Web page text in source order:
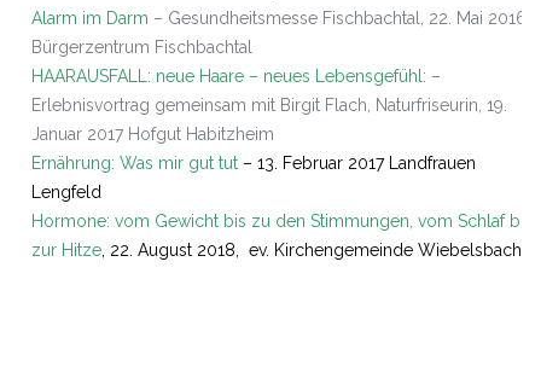
Alarm im Darm – Gesundheitsmesse Fischbachtal, 22. Mai 2016
Bürgerzentrum Fischbachtal
HAARAUSFALL: neue Haare – neues Lebensgefühl: –
Erlebnisvortrag gemeinsam mit Birgit Flach, Naturfriseurin, 19.
Januar 2017 Hofgut Habitzheim
Ernährung: Was mir gut tut – 13. Februar 2017 Landfrauen
Lengfeld
Hormone: vom Gewicht bis zu den Stimmungen, vom Schlaf bis
zur Hitze, 22. August 2018, ev. Kirchengemeinde Wiebelsbach